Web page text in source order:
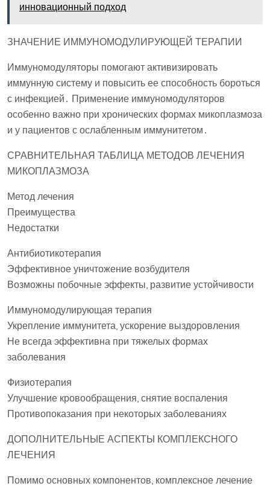
инновационный подход
ЗНАЧЕНИЕ ИММУНОМОДУЛИРУЮЩЕЙ ТЕРАПИИ
Иммуномодуляторы помогают активизировать
иммунную систему и повысить ее способность бороться
с инфекцией․ Применение иммуномодуляторов
особенно важно при хронических формах микоплазмоза
и у пациентов с ослабленным иммунитетом․
СРАВНИТЕЛЬНАЯ ТАБЛИЦА МЕТОДОВ ЛЕЧЕНИЯ
МИКОПЛАЗМОЗА
Метод лечения
Преимущества
Недостатки
Антибиотикотерапия
Эффективное уничтожение возбудителя
Возможны побочные эффекты, развитие устойчивости
Иммуномодулирующая терапия
Укрепление иммунитета, ускорение выздоровления
Не всегда эффективна при тяжелых формах
заболевания
Физиотерапия
Улучшение кровообращения, снятие воспаления
Противопоказания при некоторых заболеваниях
ДОПОЛНИТЕЛЬНЫЕ АСПЕКТЫ КОМПЛЕКСНОГО
ЛЕЧЕНИЯ
Помимо основных компонентов, комплексное лечение